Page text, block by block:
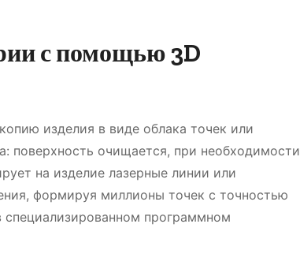
с помощью 3D
изделия в виде облака точек или
поверхность очищается, при необходимости
на изделие лазерные линии или
формируя миллионы точек с точностью
программном